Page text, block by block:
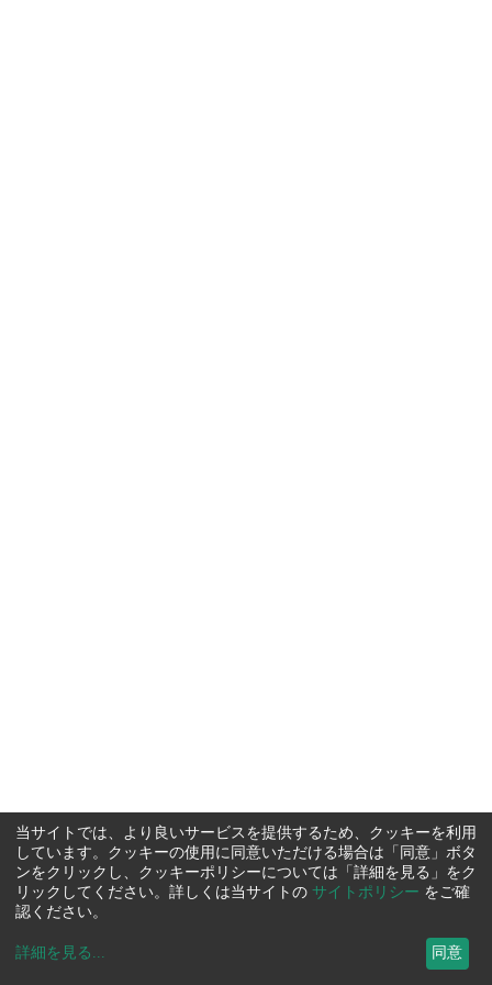
当サイトでは、より良いサービスを提供するため、クッキーを利用
しています。クッキーの使用に同意いただける場合は「同意」ボタ
ンをクリックし、クッキーポリシーについては「詳細を見る」をク
リックしてください。詳しくは当サイトの サイトポリシー をご確
認ください。
詳細を見る ... 同意